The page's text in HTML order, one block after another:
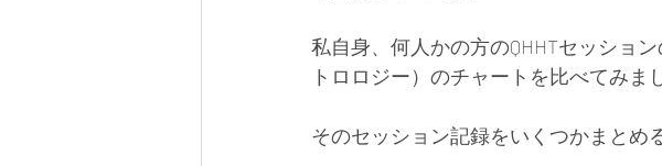
私自身、何人かの方のQHHTセッショ
トロロジー）のチャートを比べてみま
そのセッション記録をいくつかまとめ